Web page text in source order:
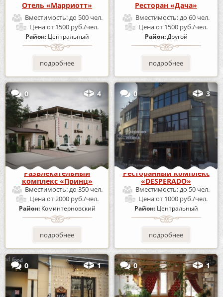
Отель «Марриотт»
Вместимость:до 500 чел.
Ценаот 1500 руб./чел.
Район: Центральный
подробнее
Ресторан «Дача»
Вместимость:до 60 чел.
Ценаот 1500 руб./чел.
Район:Другой
подробнее
0 4
Развлекательный
комплекс «Принц»
Вместимость:до 350 чел.
Ценаот 2000 руб./чел.
Район: Коминтерновский
подробнее
0 3
Ресторанный комплекс
«DESPERADO»
Вместимость:до 50 чел.
Ценаот 1000 руб./чел.
Район: Центральный
подробнее
0 1 0 1